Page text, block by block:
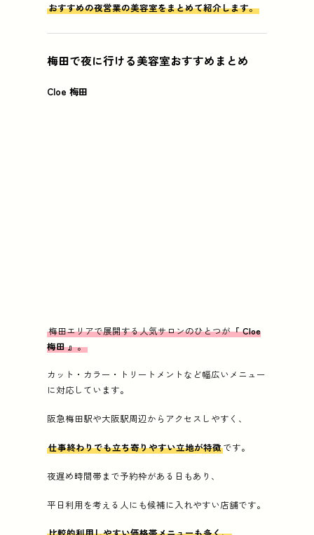
おすすめの夜営業の美容室をまとめて紹介します。
梅田で夜に行ける美容室おすすめまとめ
Cloe 梅田
梅田エリアで展開する人気サロンのひとつが『 Cloe
梅田 』。
カット・カラー・トリートメントなど幅広いメニュー
に対応しています。
阪急梅田駅や大阪駅周辺からアクセスしやすく、
仕事終わりでも立ち寄りやすい立地が特徴です。
夜遅め時間帯まで予約枠がある日もあり、
平日利用を考える人にも候補に入れやすい店舗です。